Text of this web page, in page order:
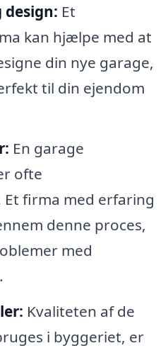
Et
kan hjælpe med at
din nye garage,
til din ejendom
En garage
ofte
Et firma med erfaring
denne proces,
med
Kvaliteten af de
i byggeriet, er